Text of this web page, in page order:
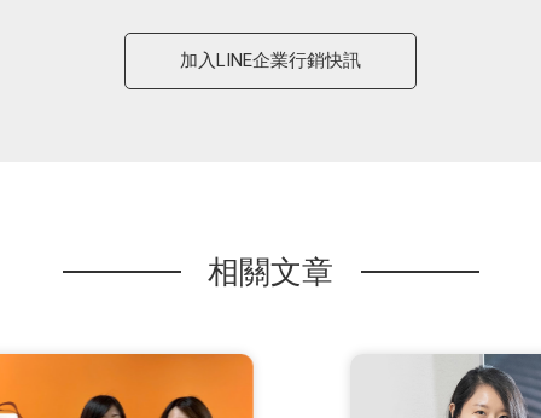
加入LINE企業行銷快訊
相關文章